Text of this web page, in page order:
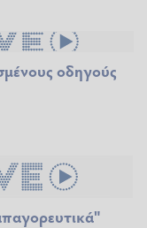
οδηγούς